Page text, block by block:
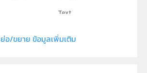
Text
รสอนวิทยาศาสตร์และเทคโนโลยี (สสวท.)
ย่อ/ขยาย ข้อมูลเพิ่มเติม